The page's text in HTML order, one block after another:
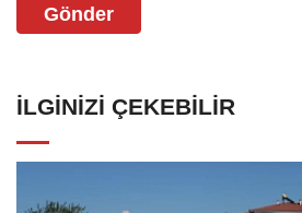
Gönder
İLGINIZI ÇEKEBILIR